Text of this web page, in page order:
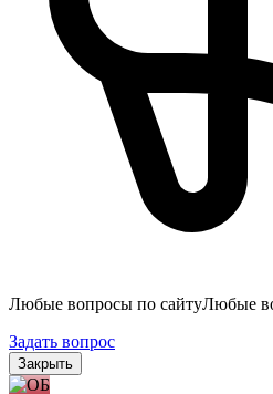
Любые вопросы по сайтуЛюбые
Задать вопрос
Закрыть